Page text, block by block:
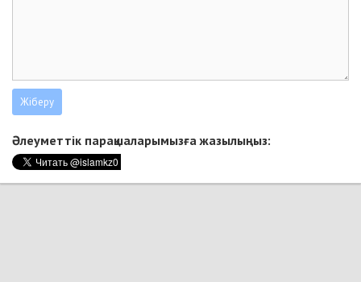
Әлеуметтік парақшаларымызға жазылыңыз: